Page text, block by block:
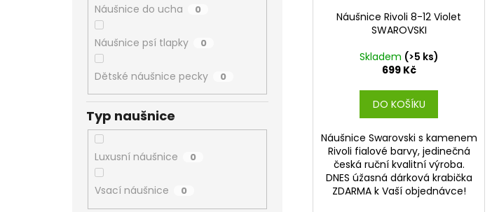
Náušnice do ucha 0
Náušnice psí tlapky 0
Dětské náušnice pecky 0
Typ naušnice
Luxusní náušnice 0
Vsací náušnice 0
Náušnice Rivoli 8-12 Violet
SWAROVSKI
Skladem (>5 ks)
699 Kč
DO KOŠÍKU
Náušnice Swarovski s kamenem
Rivoli fialové barvy, jedinečná
česká ruční kvalitní výroba.
DNES úžasná dárková krabička
ZDARMA k Vaší objednávce!